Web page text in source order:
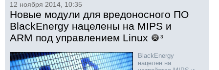
12 ноября 2014, 10:35
Новые модули для вредоносного ПО
BlackEnergy нацелены на MIPS и
ARM под управлением Linux
3
BlackEnergy
нацелен на